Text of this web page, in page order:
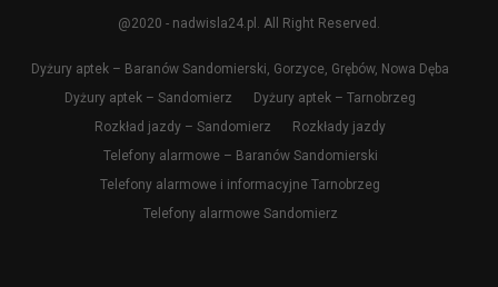
@2020 - nadwisla24.pl. All Right Reserved.
Dyżury aptek – Baranów Sandomierski, Gorzyce, Grębów, Nowa Dęba
Dyżury aptek – Sandomierz
Dyżury aptek – Tarnobrzeg
Rozkład jazdy – Sandomierz
Rozkłady jazdy
Telefony alarmowe – Baranów Sandomierski
Telefony alarmowe i informacyjne Tarnobrzeg
Telefony alarmowe Sandomierz